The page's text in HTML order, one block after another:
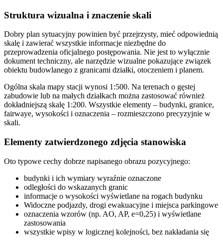
Struktura wizualna i znaczenie skali
Dobry plan sytuacyjny powinien być przejrzysty, mieć odpowiednią
skalę i zawierać wszystkie informacje niezbędne do
przeprowadzenia oficjalnego postępowania. Nie jest to wyłącznie
dokument techniczny, ale narzędzie wizualne pokazujące związek
obiektu budowlanego z granicami działki, otoczeniem i planem.
Ogólna skala mapy stacji wynosi 1:500. Na terenach o gęstej
zabudowie lub na małych działkach można zastosować również
dokładniejszą skalę 1:200. Wszystkie elementy – budynki, granice,
fairwaye, wysokości i oznaczenia – rozmieszczono precyzyjnie w
skali.
Elementy zatwierdzonego zdjęcia stanowiska
Oto typowe cechy dobrze napisanego obrazu pozycyjnego:
budynki i ich wymiary wyraźnie oznaczone
odległości do wskazanych granic
informacje o wysokości wyświetlane na rogach budynku
Widoczne podjazdy, drogi ewakuacyjne i miejsca parkingowe
oznaczenia wzorów (np. AO, AP, e=0,25) i wyświetlane
zastosowania
wszystkie wpisy w logicznej kolejności, bez nakładania się